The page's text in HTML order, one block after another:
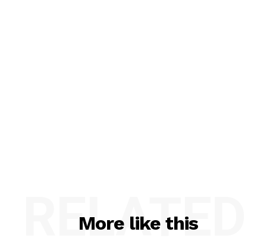
More like this
RELATED